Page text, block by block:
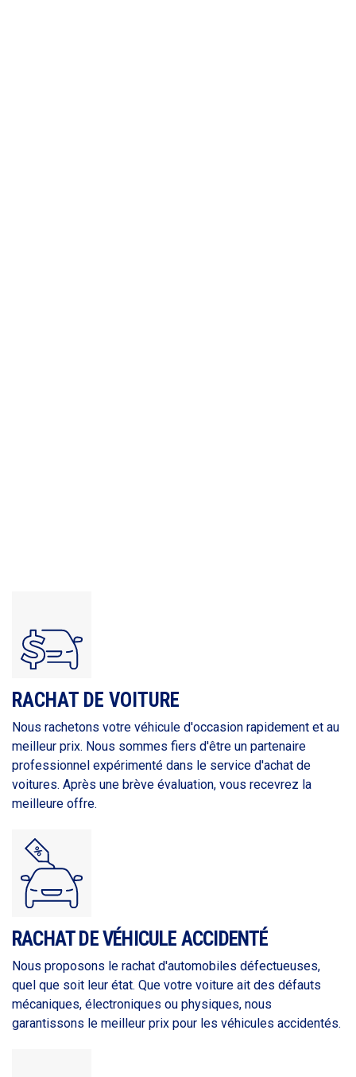
RACHAT DE VOITURE
Nous rachetons votre véhicule d'occasion rapidement et au
meilleur prix. Nous sommes fiers d'être un partenaire
professionnel expérimenté dans le service d'achat de
voitures. Après une brève évaluation, vous recevrez la
meilleure offre.
RACHAT DE VÉHICULE ACCIDENTÉ
Nous proposons le rachat d'automobiles défectueuses,
quel que soit leur état. Que votre voiture ait des défauts
mécaniques, électroniques ou physiques, nous
garantissons le meilleur prix pour les véhicules accidentés.